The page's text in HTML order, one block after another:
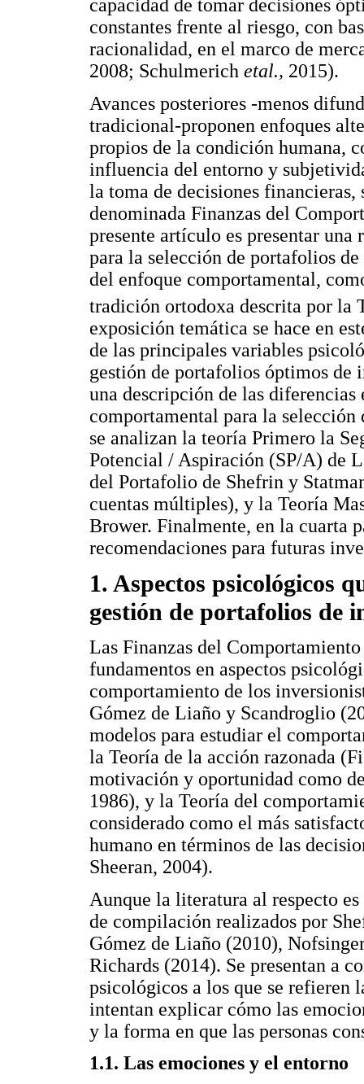
capacidad de tomar decisiones
constantes frente al riesgo, con
racionalidad, en el marco de
2008; Schulmerich etal., 2015).
Avances posteriores -menos
tradicional-proponen enfoques
propios de la condición humana,
influencia del entorno y
la toma de decisiones financieras,
denominada Finanzas del
presente artículo es presentar
para la selección de portafolios
del enfoque comportamental,
tradición ortodoxa descrita por la
exposición temática se hace en
de las principales variables
gestión de portafolios óptimos de
una descripción de las
comportamental para la
se analizan la teoría Primero la
Potencial / Aspiración (SP/A) de
del Portafolio de Shefrin y
cuentas múltiples), y la Teoría
Brower. Finalmente, en la cuarta
recomendaciones para futuras
1. Aspectos psicológicos
gestión de portafolios de
Las Finanzas del
fundamentos en aspectos
comportamiento de los
Gómez de Liaño y Scandroglio
modelos para estudiar el
la Teoría de la acción razonada
motivación y oportunidad como
1986), y la Teoría del
considerado como el más
humano en términos de las
Sheeran, 2004).
Aunque la literatura al respecto
de compilación realizados por
Gómez de Liaño (2010),
Richards (2014). Se presentan a
psicológicos a los que se refieren
intentan explicar cómo las
y la forma en que las personas
1.1. Las emociones y el entorno